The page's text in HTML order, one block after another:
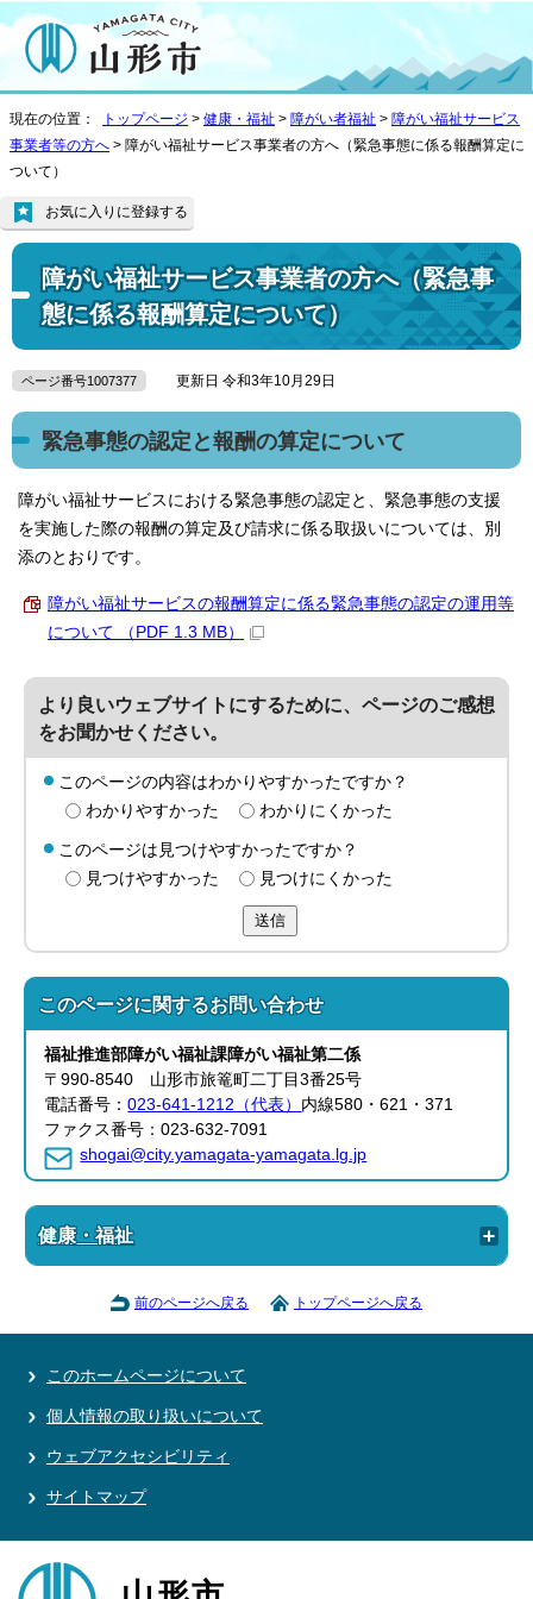
現在の位置： トップページ > 健康・福祉 > 障がい者福祉 > 障がい福祉サービス
事業者等の方へ > 障がい福祉サービス事業者の方へ（緊急事態に係る報酬算定に
ついて）
障がい福祉サービス事業者の方へ（緊急事
態に係る報酬算定について）
お気に入りに登録する
ページ番号1007377 更新日 令和3年10月29日
緊急事態の認定と報酬の算定について
障がい福祉サービスにおける緊急事態の認定と、緊急事態の支援
を実施した際の報酬の算定及び請求に係る取扱いについては、別
添のとおりです。
障がい福祉サービスの報酬算定に係る緊急事態の認定の運用等
について （PDF 1.3 MB）
より良いウェブサイトにするために、ページのご感想
をお聞かせください。
このページの内容はわかりやすかったですか？
わかりやすかった
わかりにくかった
このページは見つけやすかったですか？
見つけやすかった
見つけにくかった
送信
このページに関するお問い合わせ
福祉推進部障がい福祉課障がい福祉第二係
〒990-8540 山形市旅篭町二丁目3番25号
電話番号：023-641-1212（代表） 内線580・621・371
ファクス番号：023-632-7091
shogai@city.yamagata-yamagata.lg.jp
健康・福祉
前のページへ戻る トップページへ戻る
このホームページについて
個人情報の取り扱いについて
ウェブアクセシビリティ
サイトマップ